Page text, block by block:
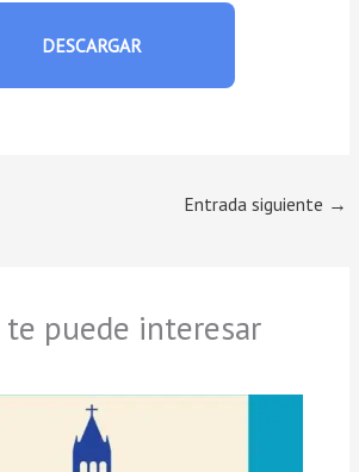
DESCARGAR
Entrada siguiente →
te puede interesar